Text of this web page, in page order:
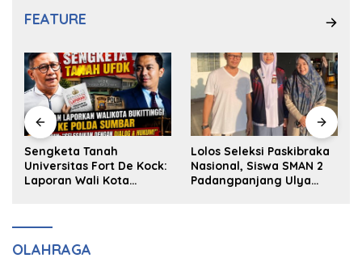
FEATURE
Sengketa Tanah
Universitas Fort De Kock:
Laporan Wali Kota
Lolos Seleksi Paskibraka
Nasional, Siswa SMAN 2
Padangpanjang Ulya
OLAHRAGA